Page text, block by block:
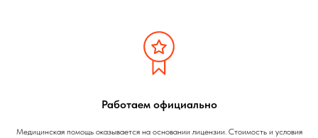
Работаем официально
Медицинская помощь оказывается на основании лицензии. Стоимость и условия